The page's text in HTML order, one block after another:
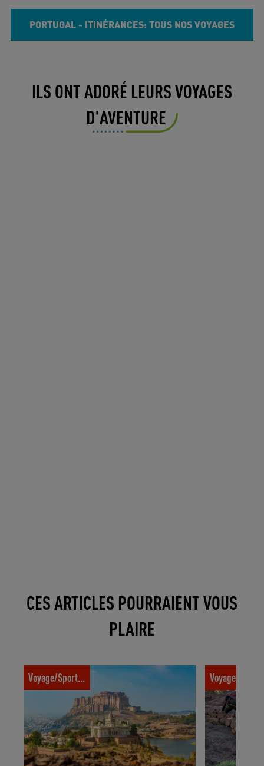
PORTUGAL - ITINÉRANCES: TOUS NOS VOYAGES
ILS ONT ADORÉ LEURS VOYAGES
D'AVENTURE
CES ARTICLES POURRAIENT VOUS
PLAIRE
UCPA Sport Trotter : zoom sur la gamme
Immersion culture
Voyage/Sport trotter
Comment
randonnée